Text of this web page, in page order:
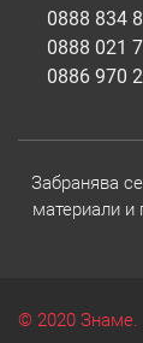
0888 834
0888 021
0886 970
Забранява
материали и
© 2020 Знаме.